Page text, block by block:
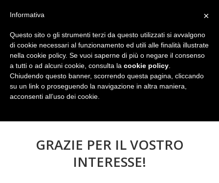
GRAZIE PER IL VOSTRO
INTERESSE!
×
Informativa
Questo sito o gli strumenti terzi da questo utilizzati si avvalgono
di cookie necessari al funzionamento ed utili alle finalità illustrate
nella cookie policy. Se vuoi saperne di più o negare il consenso
a tutti o ad alcuni cookie, consulta la cookie policy
Chiudendo questo banner, scorrendo questa pagina, cliccando
su un link o proseguendo la navigazione in altra maniera,
acconsenti all’uso dei cookie.